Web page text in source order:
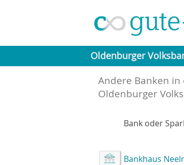
Oldenburger
Andere Banken in
Oldenburger
Bank oder
Bankhaus